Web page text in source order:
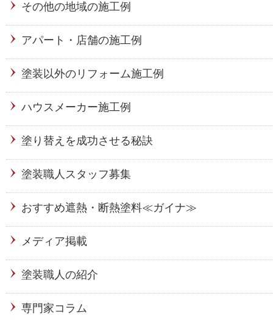
その他の地域の施工例
アパート・店舗の施工例
塗装以外のリフォーム施工例
ハウスメーカー施工例
塗り替えを成功させる秘訣
塗装職人スタッフ募集
おすすめ遮熱・断熱塗料≪ガイナ≫
メディア掲載
塗装職人の紹介
専門家コラム